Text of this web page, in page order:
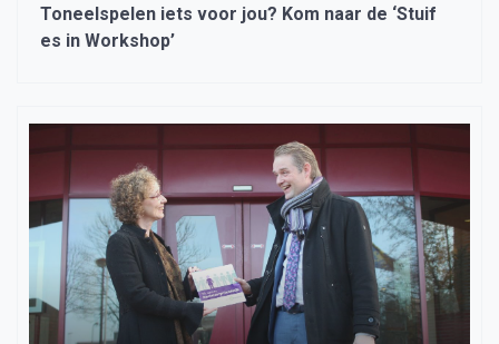
Toneelspelen iets voor jou? Kom naar de ‘Stuif
es in Workshop’